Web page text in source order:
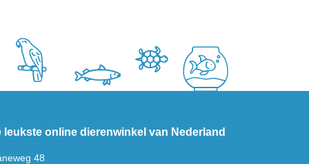
leukste online dierenwinkel van Nederland
48